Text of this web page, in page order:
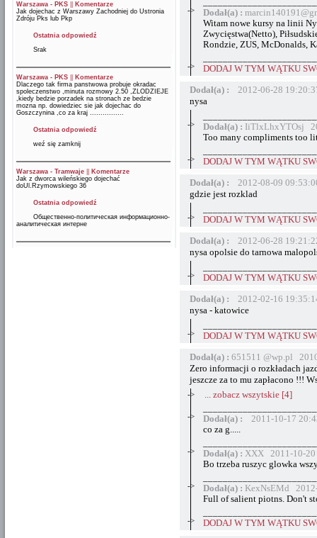
Warszawa - PKS
Komentarze
Jak dojechac z Warszawy Zachodniej do Ustronia
Zdróju Pks lub Pkp
Ostatnia odpowiedź
Srak
Warszawa - PKS
Komentarze
Dlaczego tak firma panstwowa probuje okradac
spoleczenstwo ,minuta rozmowy 2.50 ,ZLODZIEJE
,kiedy bedzie porzadek na stronach ze bedzie
mozna np. dowiedziec sie jak dojechac do
Goszczynina ,co za kraj ................
Ostatnia odpowiedź
weź się zamknij
Warszawa - Tramwaje
Komentarze
Jak z dworca wileńskiego dojechać
doUl.Rzymowskiego 36
Ostatnia odpowiedź
Общественно-политическая информационно-
аналитическая интерне
->
Dodał(a) :
Witam nowe kursy na linii
Zwycięstwa(Netto),
Rondzie, ZUS, McDonalds,
->
DODAJ W TYM WĄTKU
Dodał(a) :
2012-06-28
nysa
->
Dodał(a) : IiTlxLhxYTOsj
Too many compliments too
->
DODAJ W TYM WĄTKU
Dodał(a) :
2012-08-09
gdzie jest rozklad
->
DODAJ W TYM WĄTKU
Dodał(a) :
2012-06-28
nysa opolsie do tarnowa
->
DODAJ W TYM WĄTKU
Dodał(a) :
2012-02-16
nysa - katowice
->
DODAJ W TYM WĄTKU
Dodał(a) : 651511 @wp.pl
Zero informacji o rozkładach
jeszcze za to mu zapłacono !!!
-> ... zobacz wszytskie [4]
->
Dodał(a) :
2011-10-17
co za g.....
->
Dodał(a) : XXX 2011-10-20
Bo trzeba ruszyc glowka
->
Dodał(a) : KexNsEMd
Full of salient piotns. Don't
->
DODAJ W TYM WĄTKU